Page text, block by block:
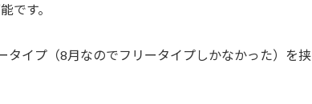
です。
タイプ（8月なのでフリータイプしかなかった）を挟